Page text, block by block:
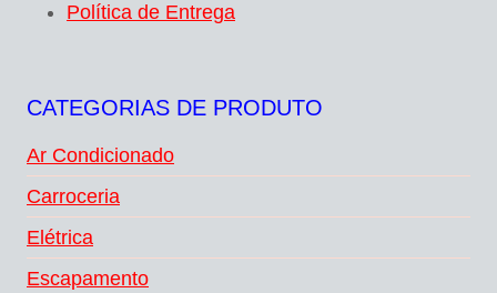
Política de Entrega
CATEGORIAS DE PRODUTO
Ar Condicionado
Carroceria
Elétrica
Escapamento